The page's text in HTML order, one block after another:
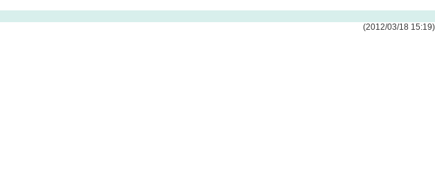
(2012/03/18 15:19)